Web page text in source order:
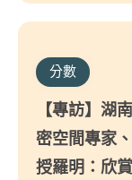
分數
【專訪】湖
密空間專家
授羅明：欣